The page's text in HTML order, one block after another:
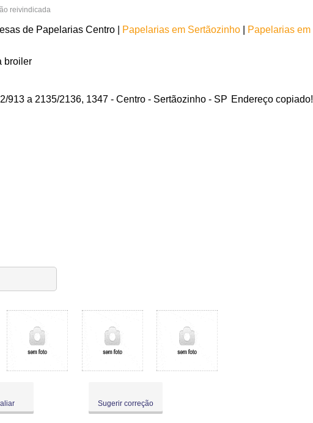
reivindicada
de Papelarias Centro | Papelarias em Sertãozinho
Papelarias em
broiler
913 a 2135/2136, 1347 - Centro - Sertãozinho - SP Endereço copiado!
Sugerir correção